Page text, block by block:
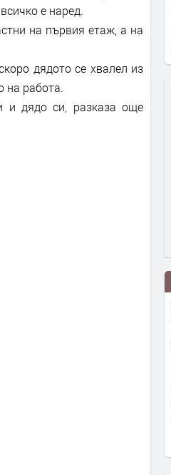
е наред.
на първия етаж, а на
дядото се хвалел из
на работа.
и дядо си, разказа още